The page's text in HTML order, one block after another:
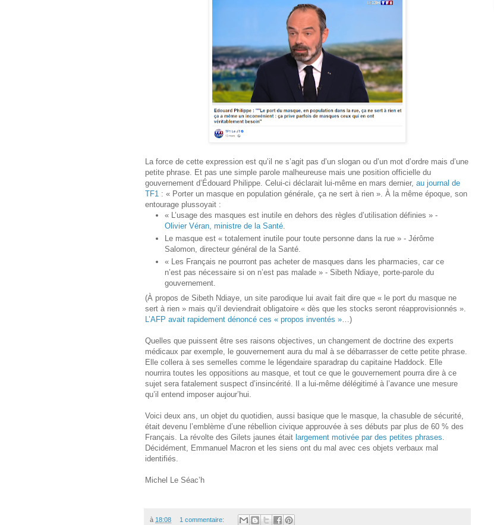
La force de cette expression est qu’il ne s’agit pas d’un slogan ou d’un mot d’ordre mais d’une
petite phrase. Et pas une simple parole malheureuse mais une position officielle du
gouvernement d’Édouard Philippe. Celui-ci déclarait lui-même en mars dernier, au journal de
TF1 : « Porter un masque en population générale, ça ne sert à rien ». À la même époque, son
entourage plussoyait :
« L’usage des masques est inutile en dehors des règles d’utilisation définies » ‑
Olivier Véran, ministre de la Santé
Le masque est « totalement inutile pour toute personne dans la rue » ‑ Jérôme
Salomon, directeur général de la Santé.
« Les Français ne pourront pas acheter de masques dans les pharmacies, car ce
n’est pas nécessaire si on n’est pas malade » ‑ Sibeth Ndiaye, porte-parole du
gouvernement.
(À propos de Sibeth Ndiaye, un site parodique lui avait fait dire que « le port du masque ne
sert à rien » mais qu’il deviendrait obligatoire « dès que les stocks seront réapprovisionnés ».
L’AFP avait rapidement dénoncé ces « propos inventés » …)
Quelles que puissent être ses raisons objectives, un changement de doctrine des experts
médicaux par exemple, le gouvernement aura du mal à se débarrasser de cette petite phrase.
Elle collera à ses semelles comme le légendaire sparadrap du capitaine Haddock. Elle
nourrira toutes les oppositions au masque, et tout ce que le gouvernement pourra dire à ce
sujet sera fatalement suspect d’insincérité. Il a lui-même délégitimé à l’avance une mesure
qu’il entend imposer aujour’hui.
Voici deux ans, un objet du quotidien, aussi basique que le masque, la chasuble de sécurité,
était devenu l’emblème d’une rébellion civique approuvée à ses débuts par plus de 60 % des
Français. La révolte des Gilets jaunes était largement motivée par des petites phrases
Décidément, Emmanuel Macron et les siens ont du mal avec ces objets verbaux mal
identifiés.
Michel Le Séac’h
à 18:08 1 commentaire: